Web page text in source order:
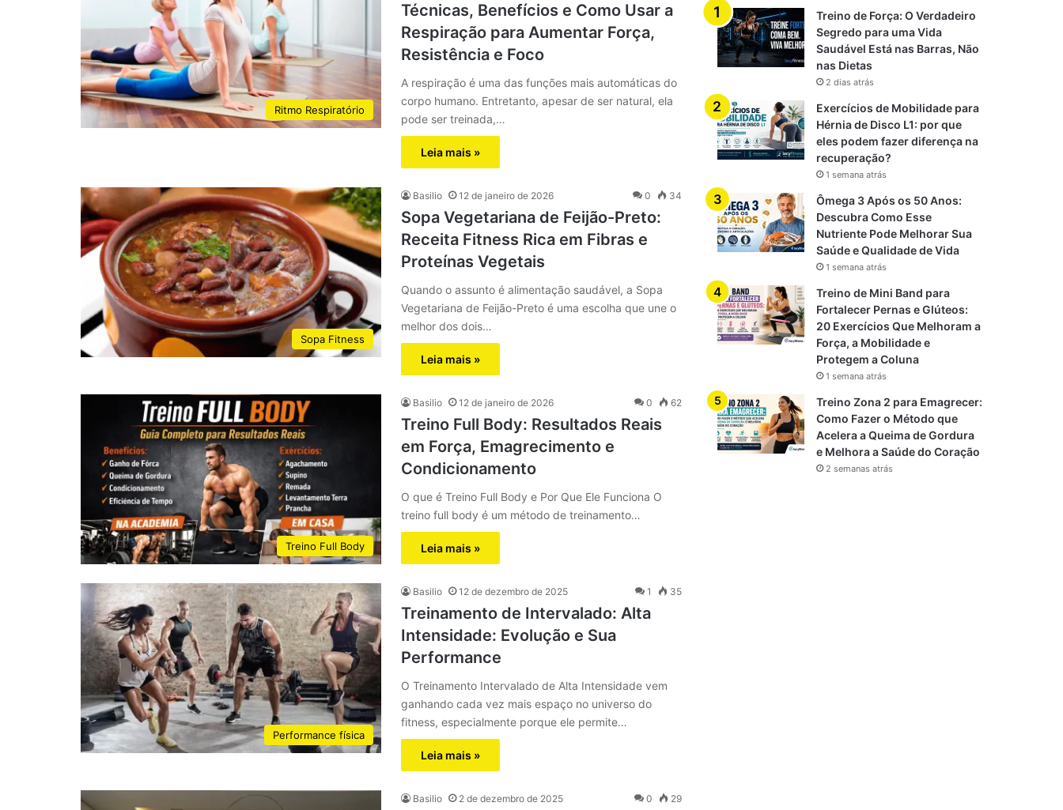
Ritmo Respiratório
Técnicas, Benefícios e Como Usar a
Respiração para Aumentar Força,
Resistência e Foco
A respiração é uma das funções mais automáticas do
corpo humano. Entretanto, apesar de ser natural, ela
pode ser treinada,…
Leia mais »
Sopa Fitness
Basilio 12 de janeiro de 2026 0 34
Sopa Vegetariana de Feijão-Preto:
Receita Fitness Rica em Fibras e
Proteínas Vegetais
Quando o assunto é alimentação saudável, a Sopa
Vegetariana de Feijão-Preto é uma escolha que une o
melhor dos dois…
Leia mais »
Treino Full Body
Basilio 12 de janeiro de 2026 0 62
Treino Full Body: Resultados Reais
em Força, Emagrecimento e
Condicionamento
O que é Treino Full Body e Por Que Ele Funciona O
treino full body é um método de treinamento…
Leia mais »
Performance física
Basilio 12 de dezembro de 2025 1 35
Treinamento de Intervalado: Alta
Intensidade: Evolução e Sua
Performance
O Treinamento Intervalado de Alta Intensidade vem
ganhando cada vez mais espaço no universo do
fitness, especialmente porque ele permite…
Leia mais »
Basilio 2 de dezembro de 2025 0 29
Treino de Força: O Verdadeiro
Segredo para uma Vida
Saudável Está nas Barras, Não
nas Dietas
2 dias atrás
Exercícios de Mobilidade para
Hérnia de Disco L1: por que
eles podem fazer diferença na
recuperação?
1 semana atrás
Ômega 3 Após os 50 Anos:
Descubra Como Esse
Nutriente Pode Melhorar Sua
Saúde e Qualidade de Vida
1 semana atrás
Treino de Mini Band para
Fortalecer Pernas e Glúteos:
20 Exercícios Que Melhoram a
Força, a Mobilidade e
Protegem a Coluna
1 semana atrás
Treino Zona 2 para Emagrecer:
Como Fazer o Método que
Acelera a Queima de Gordura
e Melhora a Saúde do Coração
2 semanas atrás